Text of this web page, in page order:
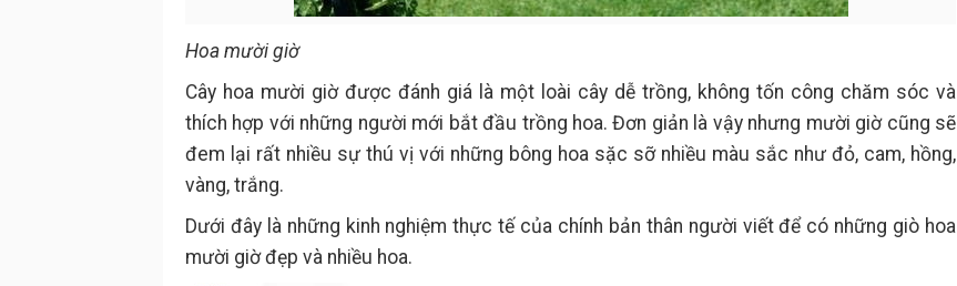
Hoa mười giờ
Cây hoa mười giờ được đánh giá là một loài cây dễ trồng, không tốn công chăm sóc và
thích hợp với những người mới bắt đầu trồng hoa. Đơn giản là vậy nhưng mười giờ cũng sẽ
đem lại rất nhiều sự thú vị với những bông hoa sặc sỡ nhiều màu sắc như đỏ, cam, hồng,
vàng, trắng.
Dưới đây là những kinh nghiệm thực tế của chính bản thân người viết để có những giò hoa
mười giờ đẹp và nhiều hoa.